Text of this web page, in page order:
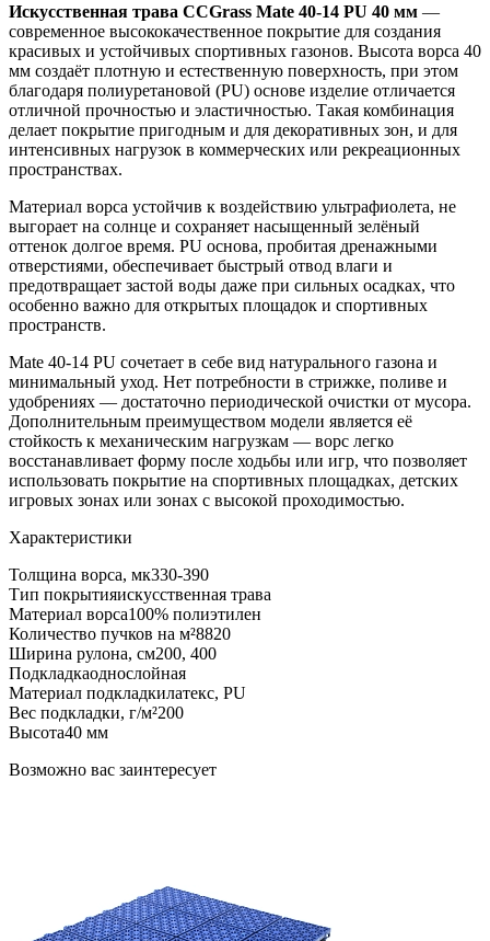
Искусственная трава CCGrass Mate 40-14 PU 40 мм —
современное высококачественное покрытие для создания
красивых и устойчивых спортивных газонов. Высота ворса 40
мм создаёт плотную и естественную поверхность, при этом
благодаря полиуретановой (PU) основе изделие отличается
отличной прочностью и эластичностью. Такая комбинация
делает покрытие пригодным и для декоративных зон, и для
интенсивных нагрузок в коммерческих или рекреационных
пространствах.
Материал ворса устойчив к воздействию ультрафиолета, не
выгорает на солнце и сохраняет насыщенный зелёный
оттенок долгое время. PU основа, пробитая дренажными
отверстиями, обеспечивает быстрый отвод влаги и
предотвращает застой воды даже при сильных осадках, что
особенно важно для открытых площадок и спортивных
пространств.
Mate 40-14 PU сочетает в себе вид натурального газона и
минимальный уход. Нет потребности в стрижке, поливе и
удобрениях — достаточно периодической очистки от мусора.
Дополнительным преимуществом модели является её
стойкость к механическим нагрузкам — ворс легко
восстанавливает форму после ходьбы или игр, что позволяет
использовать покрытие на спортивных площадках, детских
игровых зонах или зонах с высокой проходимостью.
Характеристики
Толщина ворса, мк330-390
Тип покрытияискусственная трава
Материал ворса100% полиэтилен
Количество пучков на м²8820
Ширина рулона, см200, 400
Подкладкаоднослойная
Материал подкладкилатекс, PU
Вес подкладки, г/м²200
Высота40 мм
Возможно вас заинтересует